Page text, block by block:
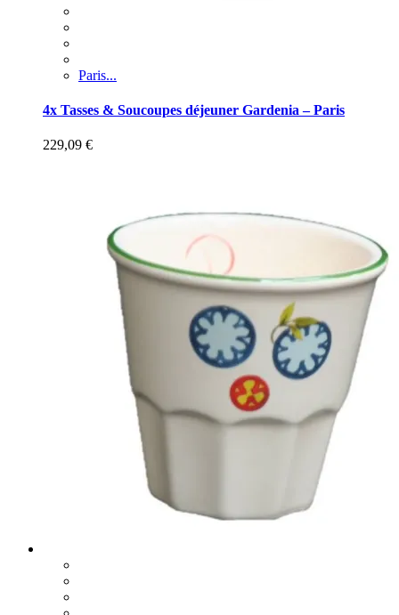
Paris...
4x Tasses & Soucoupes déjeuner Gardenia – Paris
229,09 €